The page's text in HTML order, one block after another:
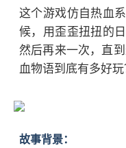
这个游戏仿自热血
候，用歪歪扭扭的
然后再来一次，直
血物语到底有多好玩
故事背景：